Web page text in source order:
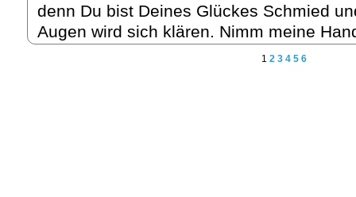
denn Du bist Deines Glückes Schmied
Augen wird sich klären. Nimm meine
1 2 3 4 5 6